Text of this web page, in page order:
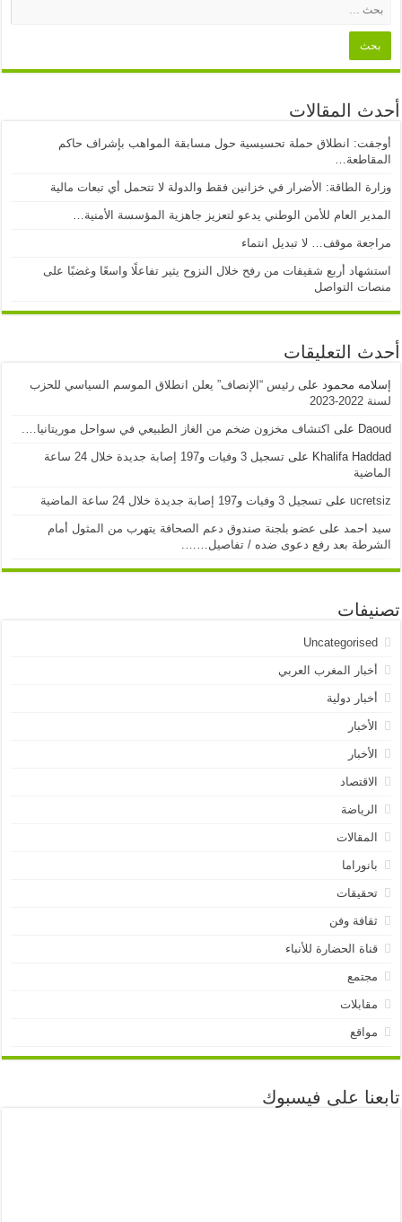
أحدث المقالات
أوجفت: انطلاق حملة تحسيسية حول مسابقة المواهب بإشراف حاكم
المقاطعة…
وزارة الطاقة: الأضرار في خزانين فقط والدولة لا تتحمل أي تبعات مالية
المدير العام للأمن الوطني يدعو لتعزيز جاهزية المؤسسة الأمنية…
مراجعة موقف… لا تبديل انتماء
استشهاد أربع شقيقات من رفح خلال النزوح يثير تفاعلًا واسعًا وغضبًا على
منصات التواصل
أحدث التعليقات
إسلامه محمود علىرئيس “الإنصاف” يعلن انطلاق الموسم السياسي للحزب
لسنة 2022-2023
Daoud على اكتشاف مخزون ضخم من الغاز الطبيعي في سواحل موريتانيا….
Khalifa Haddad على
تسجيل 3 وفيات و197 إصابة جديدة خلال 24 ساعة
الماضية
ucretsiz علىتسجيل 3 وفيات و197 إصابة جديدة خلال 24 ساعة الماضية
سيد احمد على عضو بلجنة صندوق دعم الصحافة يتهرب من المثول أمام
الشرطة بعد رفع دعوى ضده / تفاصيل…….
تصنيفات
Uncategorised
أخبار المغرب العربي
أخبار دولية
الأخبار
الأخبار
الاقتصاد
الرياضة
المقالات
بانوراما
تحقيقات
ثقافة وفن
قناة الحضارة للأنباء
مجتمع
مقابلات
مواقع
تابعنا على فيسبوك